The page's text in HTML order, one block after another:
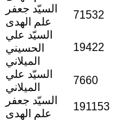
السيّد جعفر
علم الهدى
71532
السيّد علي
الحسيني
الميلاني
19422
السيّد علي
الميلاني
7660
السيّد جعفر
علم الهدى
191153